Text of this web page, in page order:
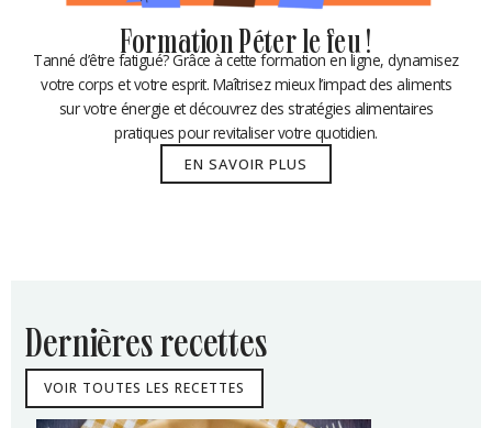
Formation Péter le feu !
Tanné d’être fatigué? Grâce à cette formation en ligne, dynamisez
votre corps et votre esprit. Maîtrisez mieux l’impact des aliments
sur votre énergie et découvrez des stratégies alimentaires
pratiques pour revitaliser votre quotidien.
EN SAVOIR PLUS
dernières recettes
VOIR TOUTES LES RECETTES